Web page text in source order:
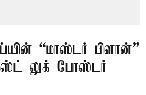
“மாஸ்டர் பிளான்”
லுக் போஸ்டர்